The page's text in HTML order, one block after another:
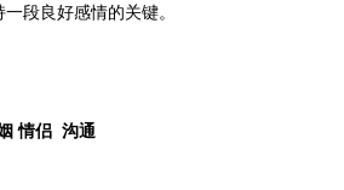
段良好感情的关键。
情侣 沟通